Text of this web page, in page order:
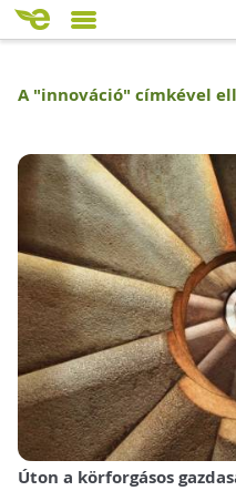
A "innováció" címkével
Úton a körforgásos